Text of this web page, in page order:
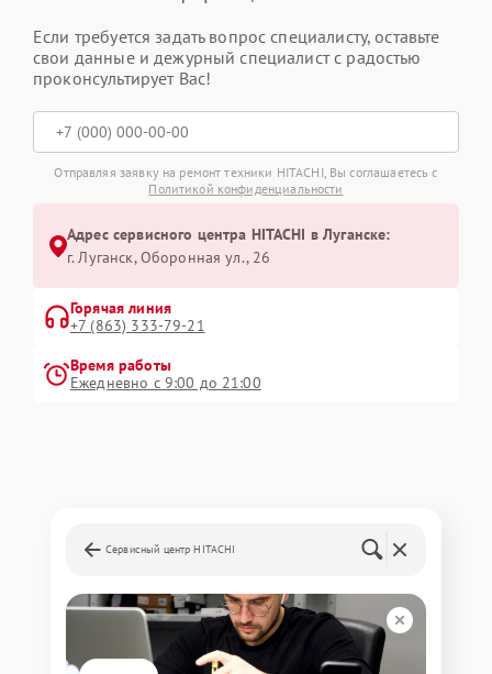
Если требуется задать вопрос специалисту, оставьте
свои данные и дежурный специалист с радостью
проконсультирует Вас!
Отправляя заявку на ремонт техники HITACHI, Вы соглашаетесь с
Политикой конфиденциальности
Адрес сервисного центра HITACHI в Луганске:
г. Луганск, Оборонная ул., 26
Горячая линия
+7 (863) 333-79-21
Время работы
Ежедневно с 9:00 до 21:00
Сервисный центр HITACHI